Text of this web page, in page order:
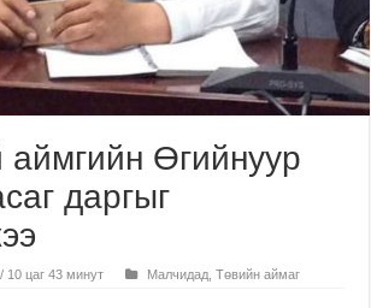
аймгийн Өгийнуур
даргыг
10 цаг 43 минут Малчидад ,Төвийн аймаг